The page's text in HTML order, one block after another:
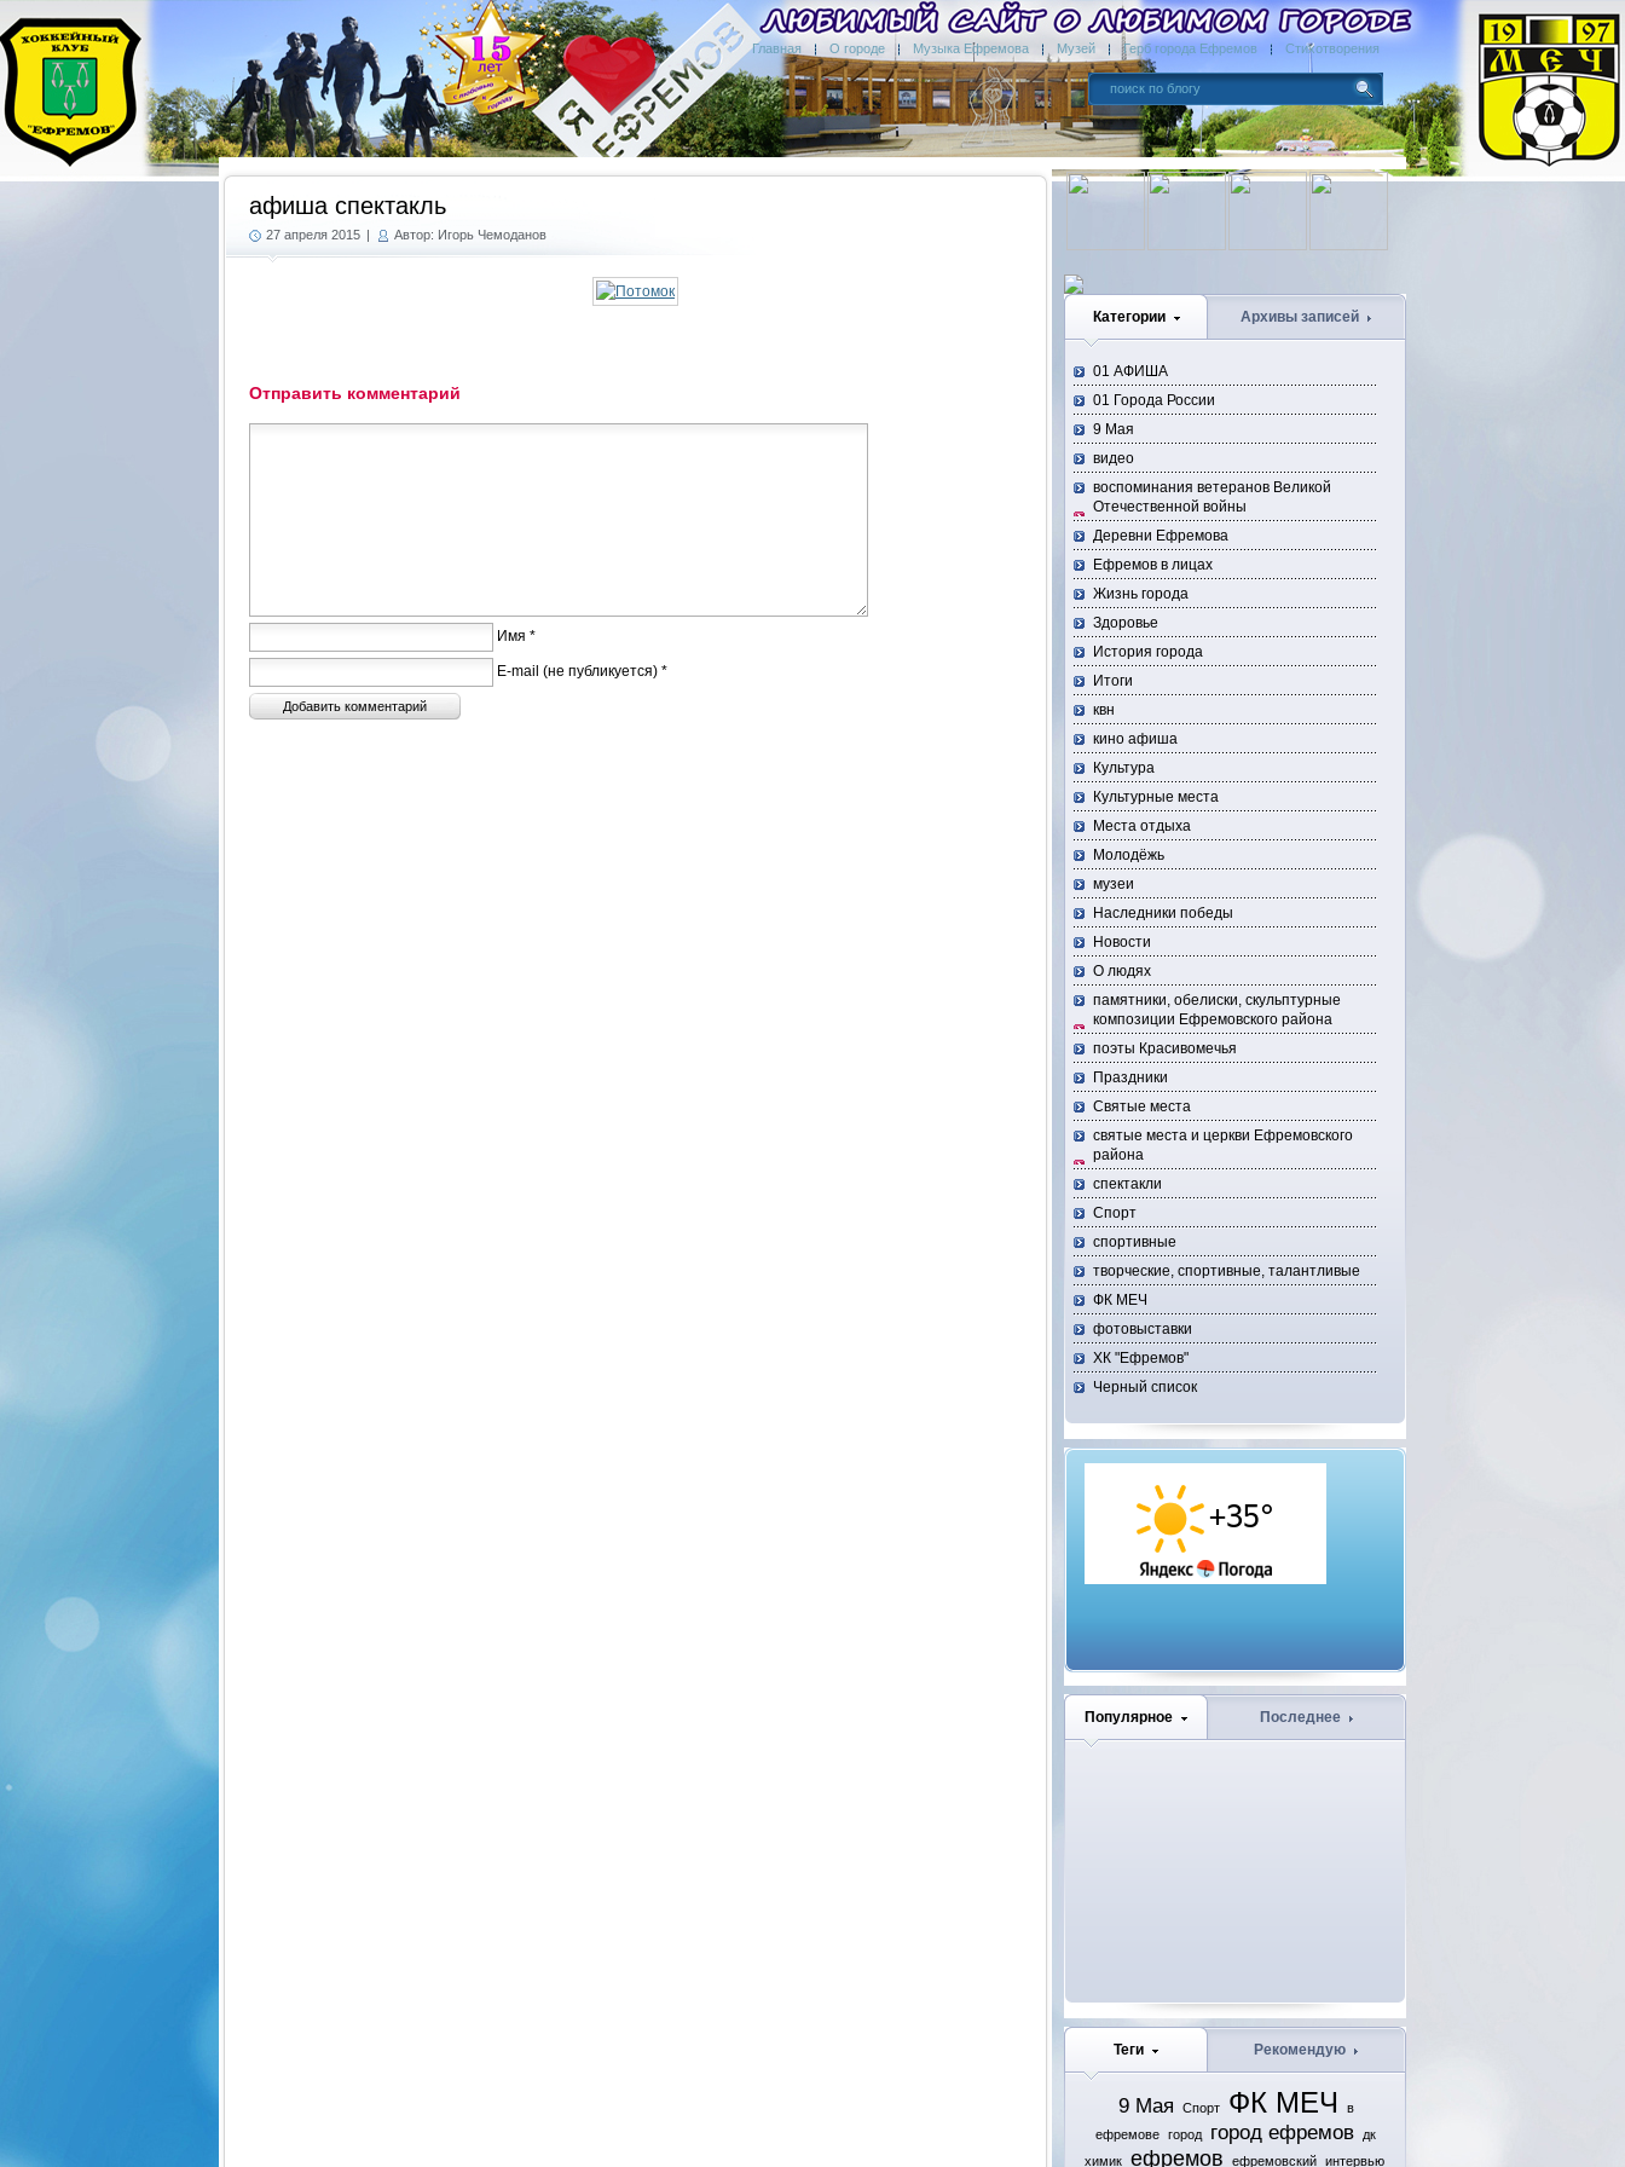
Главная О городе Музыка Ефремова Музей Герб города Ефремов Стихотворения
афиша спектакль
27 апреля 2015 | Автор: Игорь Чемоданов
Отправить комментарий
Имя *
E-mail (не публикуется) *
Категории Архивы записей
01 АФИША
01 Города России
9 Мая
видео
воспоминания ветеранов Великой
Отечественной войны
Деревни Ефремова
Ефремов в лицах
Жизнь города
Здоровье
История города
Итоги
квн
кино афиша
Культура
Культурные места
Места отдыха
Молодёжь
музеи
Наследники победы
Новости
О людях
памятники, обелиски, скульптурные
композиции Ефремовского района
поэты Красивомечья
Праздники
Святые места
святые места и церкви Ефремовского
района
спектакли
Спорт
спортивные
творческие, спортивные, талантливые
ФК МЕЧ
фотовыставки
ХК "Ефремов"
Черный список
Популярное Последнее
Теги Рекомендую
9 Мая Спорт ФК МЕЧ
в
ефремове
город город ефремов
дк
химик
ефремов ефремовский интервью